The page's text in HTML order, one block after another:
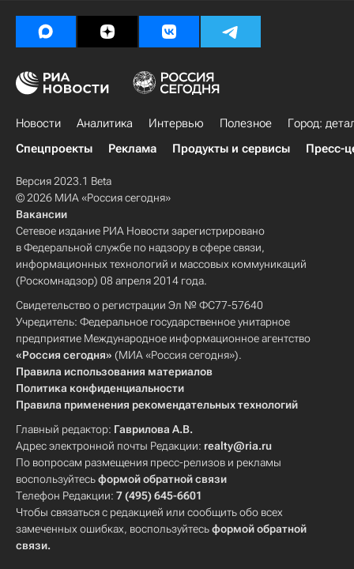
Новости Аналитика Интервью Полезное
Город:
Спецпроекты
Реклама Продукты и сервисы Пресс-
Версия 2023.1 Beta
© 2026 МИА «Россия сегодня»
Вакансии
Сетевое издание РИА Новости зарегистрировано
в Федеральной службе по надзору в сфере связи,
информационных технологий и массовых коммуникаций
(Роскомнадзор) 08 апреля 2014 года.
Свидетельство о регистрации Эл № ФС77-57640
Учредитель: Федеральное государственное унитарное
предприятие Международное информационное агентство
«Россия сегодня» (МИА «Россия сегодня»).
Правила использования материалов
Политика конфиденциальности
Правила применения рекомендательных технологий
Главный редактор: Гаврилова А.В.
Адрес электронной почты Редакции: realty@ria.ru
По вопросам размещения пресс-релизов и рекламы
воспользуйтесьформой обратной связи
Телефон Редакции: 7 (495) 645-6601
Чтобы связаться с редакцией или сообщить обо всех
замеченных ошибках, воспользуйтесьформой обратной
связи.